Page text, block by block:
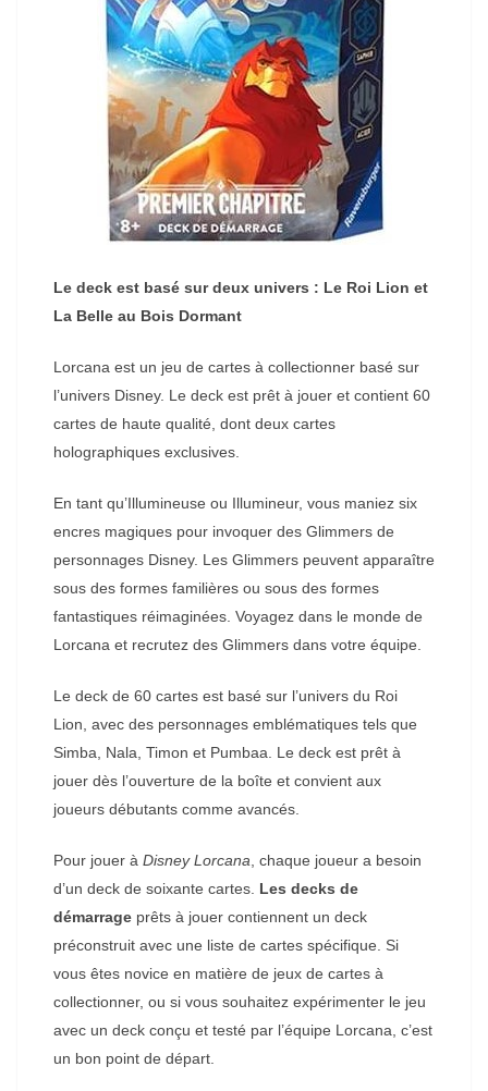
Le deck est basé sur deux univers : Le Roi Lion et
La Belle au Bois Dormant
Lorcana est un jeu de cartes à collectionner basé sur
l’univers Disney. Le deck est prêt à jouer et contient 60
cartes de haute qualité, dont deux cartes
holographiques exclusives.
En tant qu’Illumineuse ou Illumineur, vous maniez six
encres magiques pour invoquer des Glimmers de
personnages Disney. Les Glimmers peuvent apparaître
sous des formes familières ou sous des formes
fantastiques réimaginées. Voyagez dans le monde de
Lorcana et recrutez des Glimmers dans votre équipe.
Le deck de 60 cartes est basé sur l’univers du Roi
Lion, avec des personnages emblématiques tels que
Simba, Nala, Timon et Pumbaa. Le deck est prêt à
jouer dès l’ouverture de la boîte et convient aux
joueurs débutants comme avancés.
Pour jouer à Disney Lorcana , chaque joueur a besoin
d’un deck de soixante cartes. Les decks de
démarrage prêts à jouer contiennent un deck
préconstruit avec une liste de cartes spécifique. Si
vous êtes novice en matière de jeux de cartes à
collectionner, ou si vous souhaitez expérimenter le jeu
avec un deck conçu et testé par l’équipe Lorcana, c’est
un bon point de départ.